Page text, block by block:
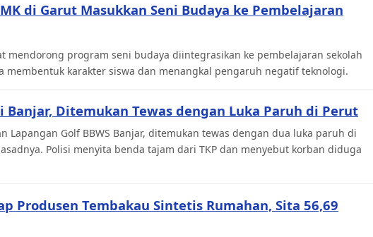
di Garut Masukkan Seni Budaya ke Pembelajaran
mendorong program seni budaya diintegrasikan ke pembelajaran sekolah
membentuk karakter siswa dan menangkal pengaruh negatif teknologi.
Banjar, Ditemukan Tewas dengan Luka Paruh di Perut
Lapangan Golf BBWS Banjar, ditemukan tewas dengan dua luka paruh di
Polisi menyita benda tajam dari TKP dan menyebut korban diduga
Produsen Tembakau Sintetis Rumahan, Sita 56,69